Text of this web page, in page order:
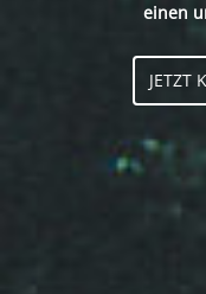
einen
JETZT